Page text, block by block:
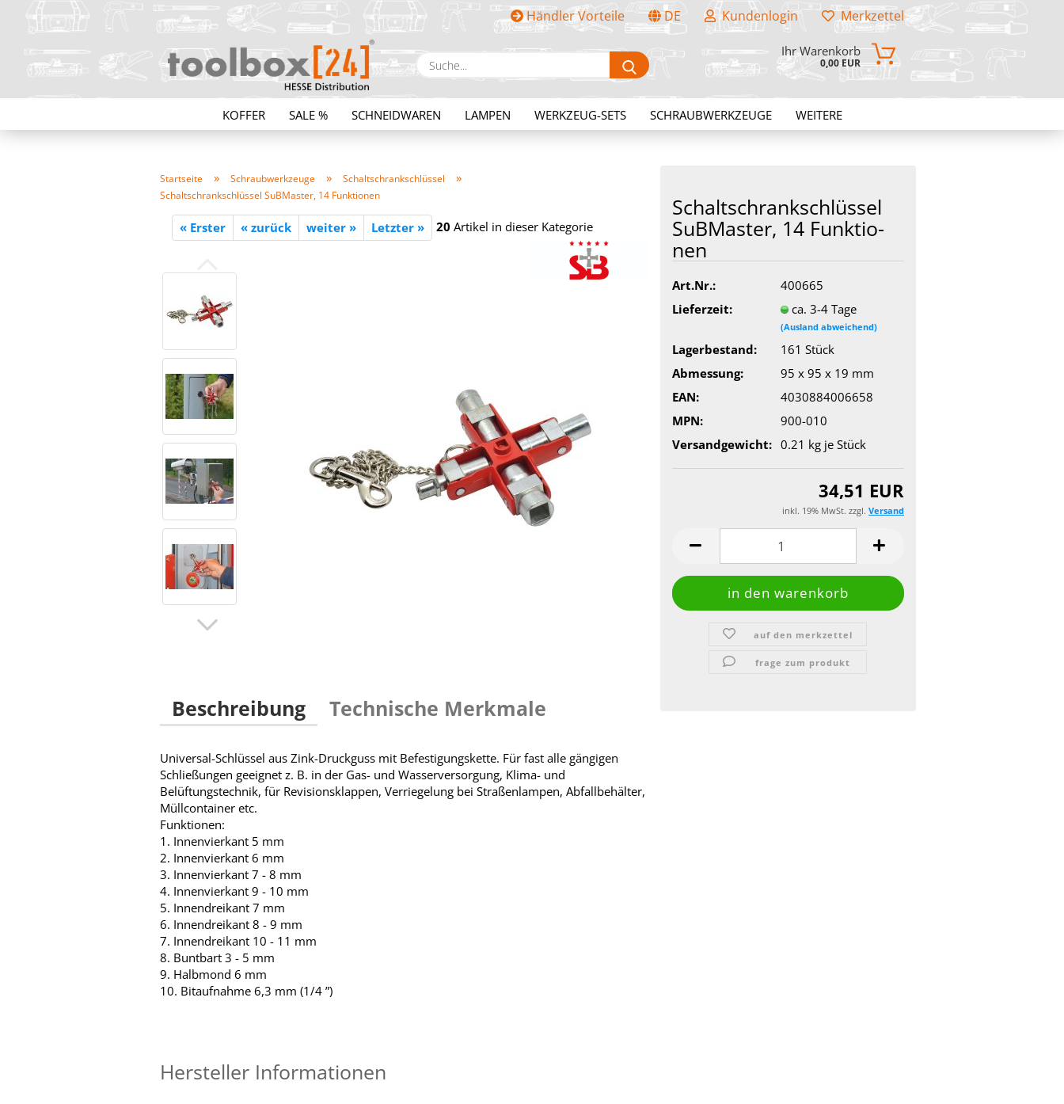
Händler Vorteile DE
Sprache auswählen
Kundenlogin
E-Mail
Konto erstellen
Passwort vergessen?
Merkzettel
Suche... Ihr Warenkorb
0,00 EUR
KOFFER SALE % SCHNEIDWAREN LAMPEN WERKZEUG-SETS SCHRAUBWERKZEUGE WEITERE
Startseite » Schraubwerkzeuge » Schaltschrankschlüssel »
Schaltschrankschlüssel SuBMaster, 14 Funktionen
« Erster « zurück weiter » Letzter » 20 Artikel in dieser Kategorie
Schalt­schrank­schlüs­sel
SuB­Mas­ter, 14 Funk­tio­
nen
Art.Nr.:
400665
Lieferzeit:
ca. 3-4 Tage
(Ausland abweichend)
Lagerbestand: 161 Stück
Abmessung:
95 x 95 x 19 mm
EAN:
4030884006658
MPN:
900-010
Versandgewicht: 0.21 kg je Stück
34,51 EUR
inkl. 19% MwSt. zzgl. Versand
auf den merkzettel
frage zum produkt
Beschreibung Technische Merkmale
Universal-Schlüssel aus Zink-Druckguss mit Befestigungskette. Für fast alle gängigen
Schließungen geeignet z. B. in der Gas- und Wasserversorgung, Klima- und
Belüftungstechnik, für Revisionsklappen, Verriegelung bei Straßenlampen, Abfallbehälter,
Müllcontainer etc.
Funktionen:
1. Innenvierkant 5 mm
2. Innenvierkant 6 mm
3. Innenvierkant 7 - 8 mm
4. Innenvierkant 9 - 10 mm
5. Innendreikant 7 mm
6. Innendreikant 8 - 9 mm
7. Innendreikant 10 - 11 mm
8. Buntbart 3 - 5 mm
9. Halbmond 6 mm
10. Bitaufnahme 6,3 mm (1/4 ”)
Hersteller Informationen